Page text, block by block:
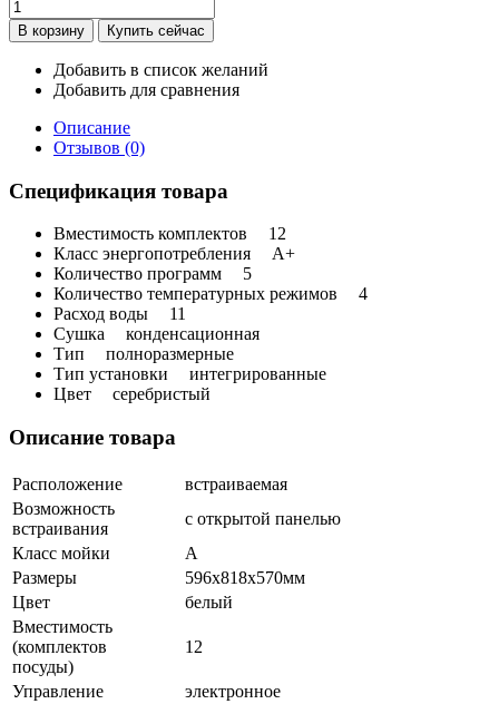
Добавить в список желаний
Добавить для сравнения
Описание
Отзывов (0)
Спецификация товара
Вместимость комплектов
12
Класс энергопотребления
A+
Количество программ
5
Количество температурных режимов
4
Расход воды
11
Сушка
конденсационная
Тип
полноразмерные
Тип установки
интегрированные
Цвет
серебристый
Описание товара
Расположение
встраиваемая
Возможность
встраивания
с открытой панелью
Класс мойки
A
Размеры
596x818x570мм
Цвет
белый
Вместимость
(комплектов
посуды)
12
Управление электронное